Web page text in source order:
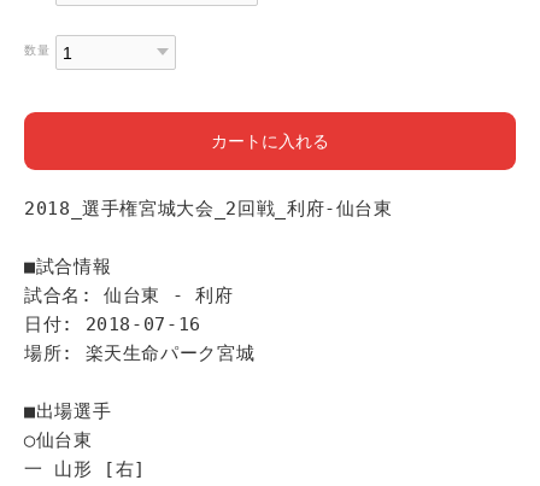
数量
カートに入れる
2018_選手権宮城大会_2回戦_利府-仙台東
■試合情報
試合名: 仙台東 - 利府
日付: 2018-07-16
場所: 楽天生命パーク宮城
■出場選手
◯仙台東
一 山形 [右]